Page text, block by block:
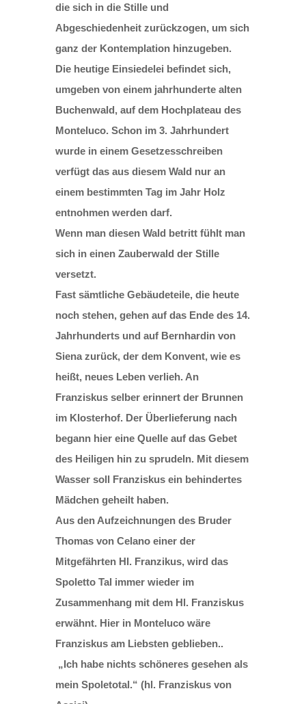
die sich in die Stille und
Abgeschiedenheit zurückzogen, um sich
ganz der Kontemplation hinzugeben.
Die heutige Einsiedelei befindet sich,
umgeben von einem jahrhunderte alten
Buchenwald, auf dem Hochplateau des
Monteluco. Schon im 3. Jahrhundert
wurde in einem Gesetzesschreiben
verfügt das aus diesem Wald nur an
einem bestimmten Tag im Jahr Holz
entnohmen werden darf.
Wenn man diesen Wald betritt fühlt man
sich in einen Zauberwald der Stille
versetzt.
Fast sämtliche Gebäudeteile, die heute
noch stehen, gehen auf das Ende des 14.
Jahrhunderts und auf Bernhardin von
Siena zurück, der dem Konvent, wie es
heißt, neues Leben verlieh. An
Franziskus selber erinnert der Brunnen
im Klosterhof. Der Überlieferung nach
begann hier eine Quelle auf das Gebet
des Heiligen hin zu sprudeln. Mit diesem
Wasser soll Franziskus ein behindertes
Mädchen geheilt haben.
Aus den Aufzeichnungen des Bruder
Thomas von Celano einer der
Mitgefährten Hl. Franzikus, wird das
Spoletto Tal immer wieder im
Zusammenhang mit dem Hl. Franziskus
erwähnt. Hier in Monteluco wäre
Franziskus am Liebsten geblieben..
„Ich habe nichts schöneres gesehen als
mein Spoletotal.“ (hl. Franziskus von